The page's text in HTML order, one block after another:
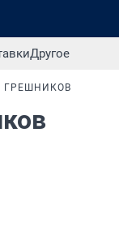
Другое
ГРЕШНИКОВ